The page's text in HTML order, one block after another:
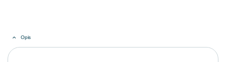
Opis